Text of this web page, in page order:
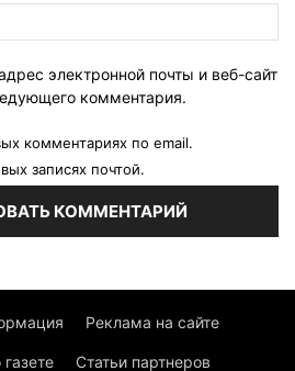
электронной почты и веб-сайт
комментария.
комментариях по email.
записях почтой.
Реклама на сайте
Статьи партнеров